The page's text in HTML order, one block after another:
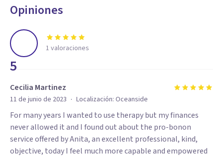
Opiniones
5
1 valoraciones
Cecilia Martinez
11 de junio de 2023 · Localización: Oceanside
For many years I wanted to use therapy but my finances
never allowed it and I found out about the pro-bonon
service offered by Anita, an excellent professional, kind,
objective, today I feel much more capable and empowered